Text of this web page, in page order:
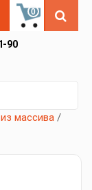
0
90
массива /